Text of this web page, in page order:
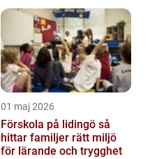
01 maj 2026
Förskola på lidingö så
hittar familjer rätt miljö
för lärande och trygghet